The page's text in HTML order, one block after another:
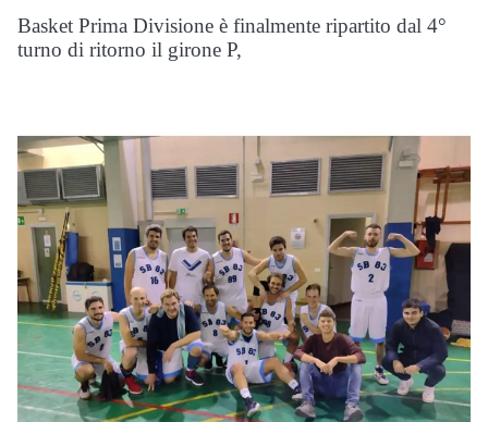
Basket Prima Divisione è finalmente ripartito dal 4°
turno di ritorno il girone P,